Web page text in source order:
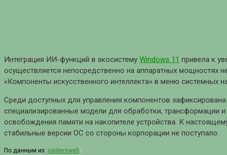
Интеграция ИИ-функций в экосистему Windows 11 привела к
осуществляется непосредственно на аппаратных мощностях
«Компоненты искусственного интеллекта» в меню
Среди доступных для управления компонентов
специализированные модели для обработки, трансформации
освобождения памяти на накопителе устройства. К
стабильные версии ОС со стороны корпорации не поступало.
По данным из: spidersweb